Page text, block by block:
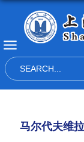
马尔代夫维